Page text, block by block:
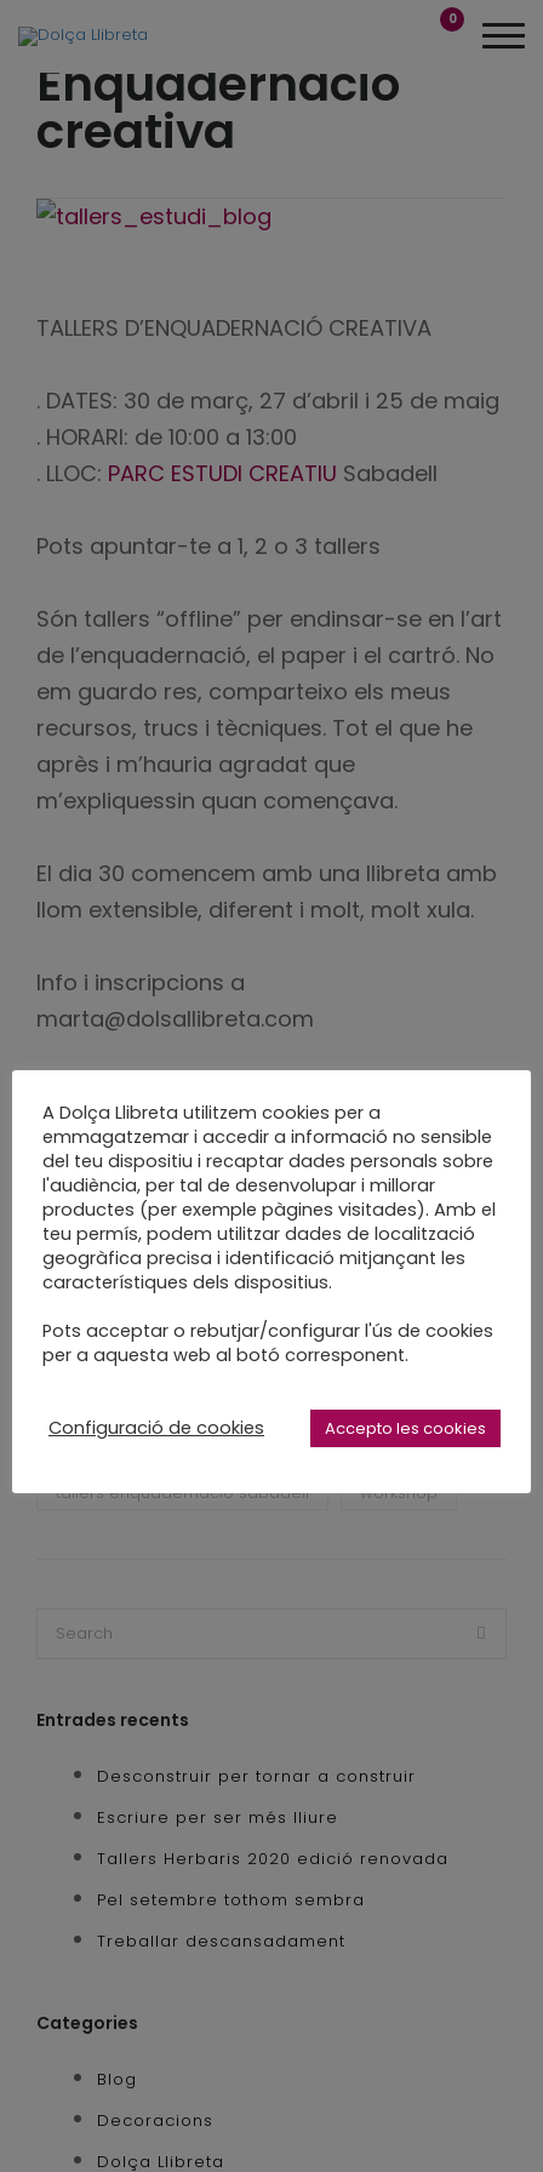
0
Enquadernació
creativa
TALLERS D’ENQUADERNACIÓ CREATIVA
. DATES: 30 de març, 27 d’abril i 25 de maig
. HORARI: de 10:00 a 13:00
. LLOC: PARC ESTUDI CREATIU Sabadell
Pots apuntar-te a 1, 2 o 3 tallers
Són tallers “offline” per endinsar-se en l’art
de l’enquadernació, el paper i el cartró. No
em guardo res, comparteixo els meus
recursos, trucs i tècniques. Tot el que he
après i m’hauria agradat que
m’expliquessin quan començava.
El dia 30 comencem amb una llibreta amb
llom extensible, diferent i molt, molt xula.
Info i inscripcions a
marta@dolsallibreta.com
art per a tothom
art per a totohom
cardboard
cartro
dolça llibreta
enquadernació creativa
enquadernacio sabadell
fet a mà
fet a mida
fet a poc a poc
handmade
slow craft
slow made
taller
taller enquadernació creativa
tallers creatius
tallers enquadernació sabadell
workshop
Entrades recents
Desconstruir per tornar a construir
Escriure per ser més lliure
Tallers Herbaris 2020 edició renovada
Pel setembre tothom sembra
Treballar descansadament
Categories
Blog
Decoracions
Dolça Llibreta
A Dolça Llibreta utilitzem cookies per a
emmagatzemar i accedir a informació no sensible
del teu dispositiu i recaptar dades personals sobre
l'audiència, per tal de desenvolupar i millorar
productes (per exemple pàgines visitades). Amb el
teu permís, podem utilitzar dades de localització
geogràfica precisa i identificació mitjançant les
característiques dels dispositius.
Pots acceptar o rebutjar/configurar l'ús de cookies
per a aquesta web al botó corresponent.
Configuració de cookies Accepto les cookies